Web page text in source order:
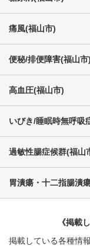
痛風(福山市)
便秘/排便障害(福山市)
高血圧(福山市)
いびき/睡眠時無呼吸
過敏性腸症候群(福山
胃潰瘍・十二指腸潰
《掲載
掲載している各種情